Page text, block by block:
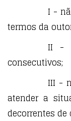
I -
termos da
II -
consecutivos;
III -
atender a
decorrentes